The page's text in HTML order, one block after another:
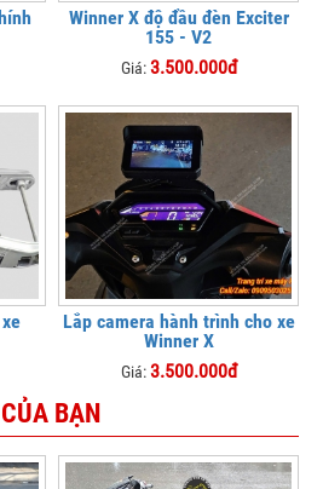
Winner X độ đầu đèn Exciter
155 - V2
Giá:3.500.000đ
Lắp camera hành trình cho xe
Winner X
Giá:3.500.000đ
BẠN